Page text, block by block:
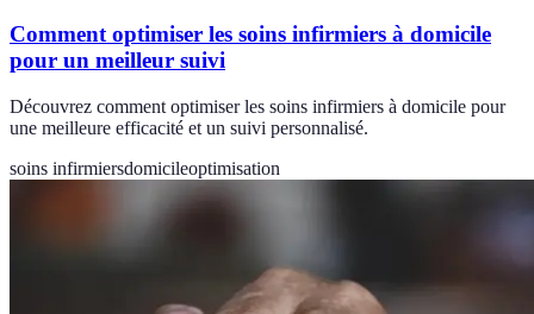
Comment optimiser les soins infirmiers à domicile
pour un meilleur suivi
Découvrez comment optimiser les soins infirmiers à domicile pour
une meilleure efficacité et un suivi personnalisé.
soins infirmiersdomicileoptimisation